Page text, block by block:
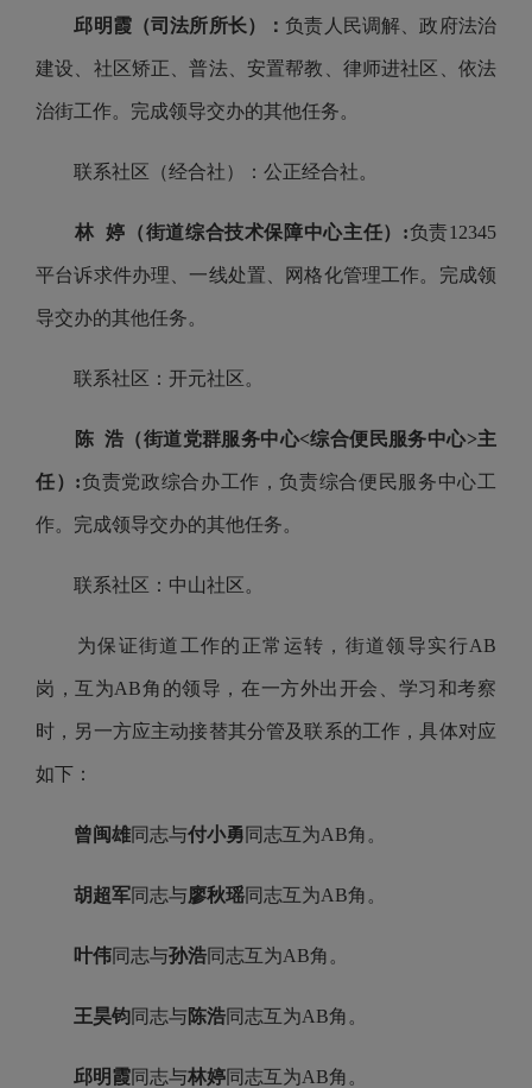
邱明霞（司法所所长）： 负责人民调解、政府法治
建设、社区矫正、普法、安置帮教、律师进社区、依法
治街工作。完成领导交办的其他任务。
联系社区（经合社）：公正经合社。
林 婷（街道综合技术保障中心主任）:负责12345
平台诉求件办理、一线处置、网格化管理工作。完成领
导交办的其他任务。
联系社区：开元社区。
陈 浩（街道党群服务中心<综合便民服务中心>主
任）:负责党政综合办工作，负责综合便民服务中心工
作。完成领导交办的其他任务。
联系社区：中山社区。
为保证街道工作的正常运转，街道领导实行AB
岗，互为AB角的领导，在一方外出开会、学习和考察
时，另一方应主动接替其分管及联系的工作，具体对应
如下：
曾闽雄同志与付小勇 同志互为AB角。
胡超军同志与 廖秋瑶同志互为AB角。
叶伟同志与孙浩同志互为AB角。
王昊钧同志与陈浩同志互为AB角。
邱明霞同志与林婷同志互为AB角。